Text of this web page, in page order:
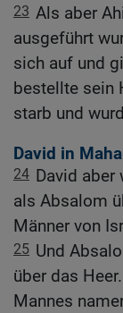
23 Als aber
ausgeführt
sich auf und
bestellte sein
starb und
David in
24 David aber
als Absalom
Männer von
25 Und
über das
Mannes